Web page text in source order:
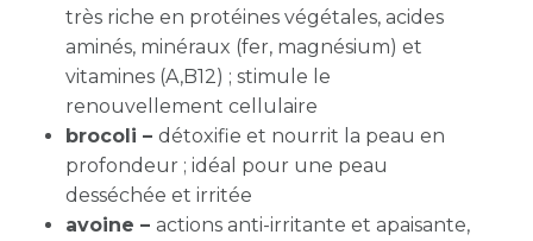
très riche en protéines végétales, acides
aminés, minéraux (fer, magnésium) et
vitamines (A,B12) ; stimule le
renouvellement cellulaire
brocoli – détoxifie et nourrit la peau en
profondeur ; idéal pour une peau
desséchée et irritée
avoine – actions anti-irritante et apaisante,